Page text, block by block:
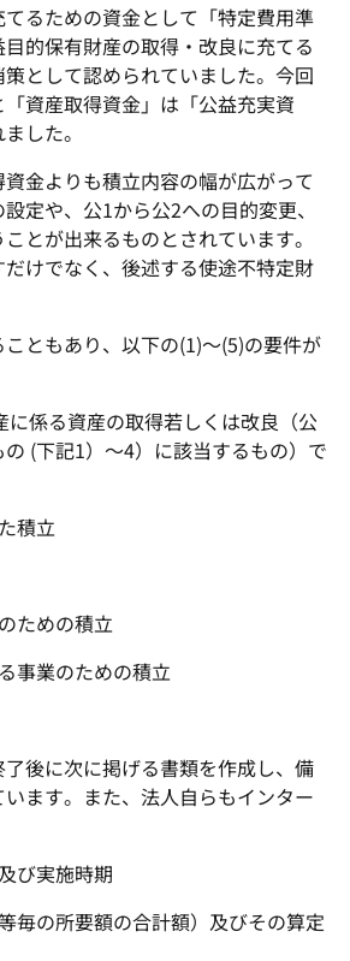
るための資金として「特定費用準
的保有財産の取得・改良に充てる
として認められていました。今回
資産取得資金」は「公益充実資
した。
金よりも積立内容の幅が広がって
定や、公1から公2への目的変更、
とが出来るものとされています。
けでなく、後述する使途不特定財
ともあり、以下の(1)～(5)の要件が
係る資産の取得若しくは改良（公
(下記1）～4）に該当するもの）で
積立
ための積立
事業のための積立
後に次に掲げる書類を作成し、備
ます。また、法人自らもインター
び実施時期
毎の所要額の合計額）及びその算定